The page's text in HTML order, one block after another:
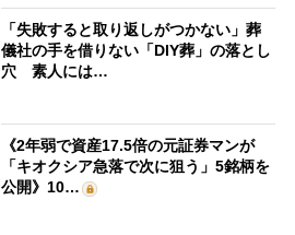
「失敗すると取り返しがつかない」葬
儀社の手を借りない「DIY葬」の落とし
穴 素人には…
《2年弱で資産17.5倍の元証券マンが
「キオクシア急落で次に狙う」5銘柄を
公開》10…